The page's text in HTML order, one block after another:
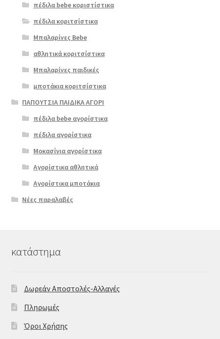
πέδιλα bebe κοριστίστικα
πέδιλα κοριτσίστικα
Μπαλαρίνες Bebe
αθλητικά κοριτσίστικα
Μπαλαρίνες παιδικές
μποτάκια κοριτσίστικα
ΠΑΠΟΥΤΣΙΑ ΠΑΙΔΙΚΑ ΑΓΟΡΙ
πέδιλα bebe αγορίστικα
πέδιλα αγορίστικα
Μοκασίνια αγορίστικα
Αγορίστικα αθλητικά
Αγορίστικα μποτάκια
Νέες παραλαβές
κατάστημα
Δωρεάν Αποστολές-Αλλαγές
Πληρωμές
Όροι Χρήσης